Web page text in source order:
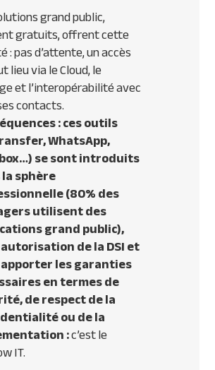
grand public,
gratuits, offrent cette
: pas d’attente, un accès
lieu via le Cloud, le
et l’interopérabilité avec
contacts.
: ces outils
WhatsApp,
se sont introduits
sphère
(80% des
utilisent des
grand public),
de la DSI et
les garanties
en termes de
de respect de la
ou de la
:c’est le
IT.